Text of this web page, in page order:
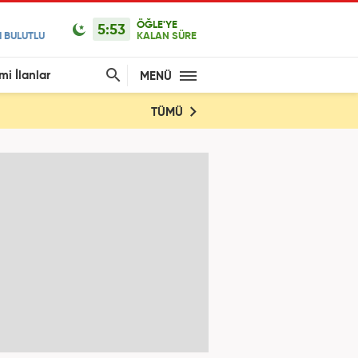
BULUTLU 5:53
ÖĞLE'YE
KALAN SÜRE
İlanlar MENÜ
TÜMÜ